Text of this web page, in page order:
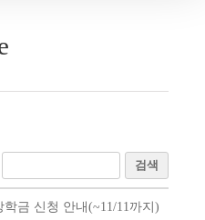
검색
금 신청 안내(~11/11까지)